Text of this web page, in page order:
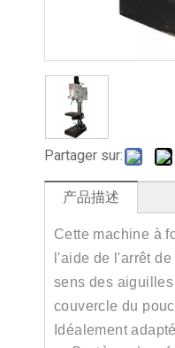
Partager sur:
产品描述
Cette machine à
l'aide de l'arrêt
sens des
couvercle du
Idéalement